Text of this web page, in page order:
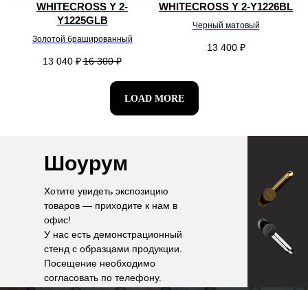
WHITECROSS Y 2-
Y1225GLB
Золотой брашированный
13 040 ₽16 300 ₽
WHITECROSS Y 2-Y1226BL
Черный матовый
13 400 ₽
LOAD MORE
Шоурум
Хотите увидеть экспозицию
товаров — приходите к нам в
офис!
У нас есть демонстрационный
стенд с образцами продукции.
Посещение необходимо
согласовать по телефону.